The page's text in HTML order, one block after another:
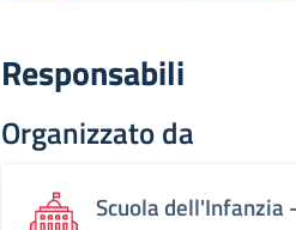
Responsabili
Organizzato da
Scuola dell'Infanzia